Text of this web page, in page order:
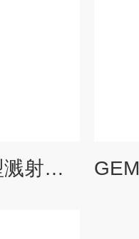
P73100系列紧凑型溅射式高压OEM 压力变送器